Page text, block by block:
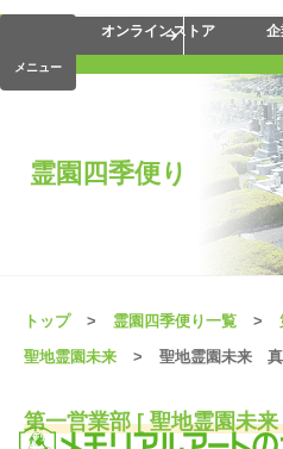
メニュー
オンラインストア
企
霊園四季便り
トップ 霊園四季便り一覧
聖地霊園未来
聖地霊園未来 真
第一営業部 [ 聖地霊園未来